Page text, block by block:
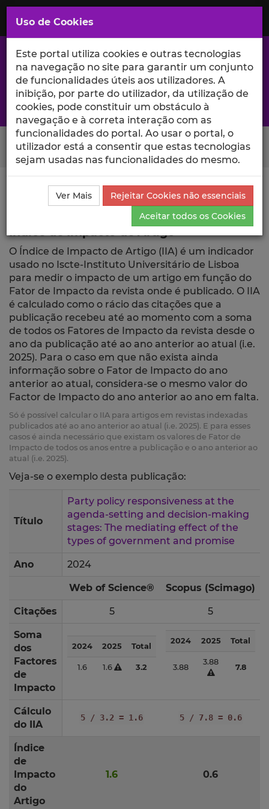
Saltar
para
Conteúdo
Principal
A excelência da investigação e ciência no Iscte
Search Button
Ciência_Iscte Publicações
Índice de Impacto de
O Índice de Impacto de Artigo (IIA) é um indicador
usado no Iscte-Instituto Universitário de Lisboa
para medir o impacto de um artigo em função do
Fator de Impacto da revista onde é publicado. O IIA
é calculado como o rácio das citações que a
publicação recebeu até ao momento com a soma
de todos os Fatores de Impacto da revista desde o
ano da publicação até ao ano anterior ao atual (i.e.
2025). Para o caso em que não exista ainda
informação sobre o Fator de Impacto do ano
anterior ao atual, considera-se o mesmo valor do
Factor de Impacto do ano anterior ao ano em falta.
Só é possível calcular o IIA para artigos em revistas indexadas
publicados até ao ano anterior ao atual (i.e. 2025). E para esses
casos é ainda necessário que existam os valores de Fator de
Impacto de todos os anos entre a publicação e o ano anterior ao
atual (i.e. 2025).
Veja-se o exemplo desta publicação:
Título
Party policy responsiveness at the
agenda-setting and decision-making
stages: The mediating effect of the
types of government and promise
Ano 2024
Web of Science® Scopus (Scimago)
Citações 5 5
Soma
dos
Factores
de
Impacto
2024 2025 Total
1.6 1.6 3.2
2024 2025 Total
3.88
3.88
7.8
Cálculo
do IIA
5 / 3.2 = 1.6 5 / 7.8 = 0.6
Índice
de
Impacto
do
Artigo
1.6 0.6
Uso de Cookies
Este portal utiliza cookies e outras tecnologias
na navegação no site para garantir um conjunto
de funcionalidades úteis aos utilizadores. A
inibição, por parte do utilizador, da utilização de
cookies, pode constituir um obstáculo à
navegação e à correta interação com as
funcionalidades do portal. Ao usar o portal, o
utilizador está a consentir que estas tecnologias
sejam usadas nas funcionalidades do mesmo.
Ver Mais
Rejeitar Cookies não essenciais
Aceitar todos os Cookies